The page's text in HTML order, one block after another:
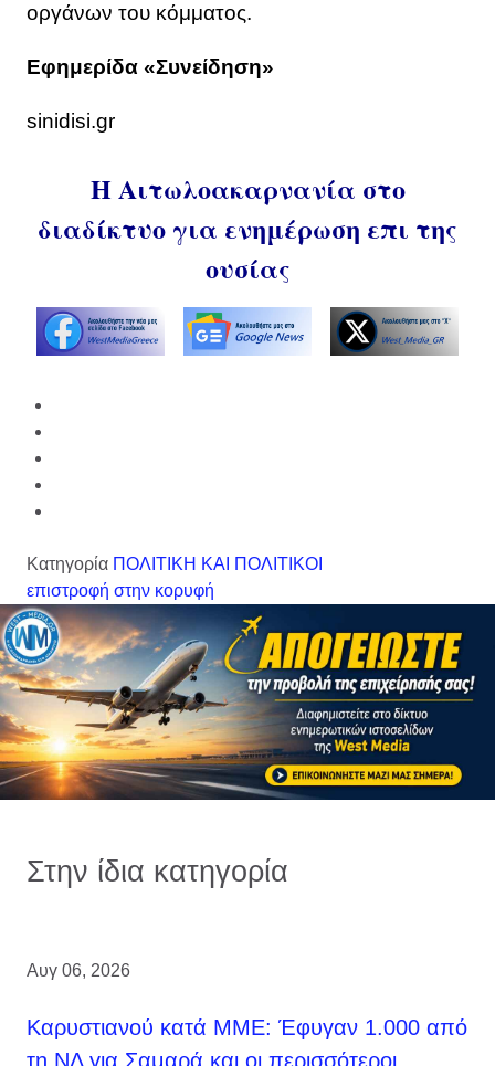
οργάνων του κόμματος.
Εφημερίδα «Συνείδηση»
sinidisi.gr
Η Αιτωλοακαρνανία στο
διαδίκτυο για ενημέρωση επι της
ουσίας
Κατηγορία ΠΟΛΙΤΙΚΗ ΚΑΙ ΠΟΛΙΤΙΚΟΙ
επιστροφή στην κορυφή
Στην ίδια κατηγορία
Αυγ 06, 2026
Καρυστιανού κατά ΜΜΕ: Έφυγαν 1.000 από
τη ΝΔ για Σαμαρά και οι περισσότεροι